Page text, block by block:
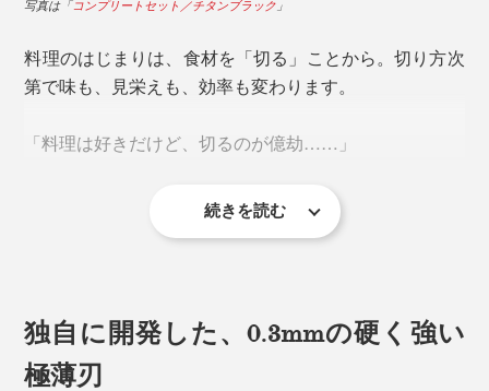
写真は「コンプリートセット／チタンブラック 」
料理のはじまりは、食材を「切る」ことから。切り方次
第で味も、見栄えも、効率も変わります。
「料理は好きだけど、切るのが億劫……」
料理を息抜きとして楽しむ人も、日々のタスクとしてこ
なしている人も、『hast.』のエディションナイフで「切
続きを読む
独自に開発した、0.3mmの硬く強い
極薄刃